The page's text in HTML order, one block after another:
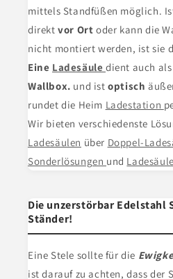
mittels Standfüßen möglich.
direktvor Ortoder kann die
nicht montiert werden, ist sie
Eine Ladesäuledient auch
Wallbox. und istoptisch
rundet die Heim Ladestation
Wir bieten verschiedenste
Ladesäulen über Doppel-
Sonderlösungen und
Die unzerstörbar Edelstahl
Ständer!
Eine Stele sollte für die
ist darauf zu achten, dass der